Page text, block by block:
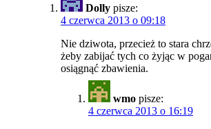
Dolly pisze:
4 czerwca 2013 o 09:18
Nie dziwota, przecież to stara
żeby zabijać tych co żyjąc w
osiągnąć zbawienia.
wmo pisze:
4 czerwca 2013 o 16:19